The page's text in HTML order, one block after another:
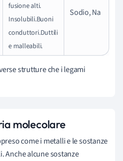
fusione alti.
Insolubili.Buoni
conduttori.Duttili
e malleabili.
Sodio, Na
strutture che i legami
molecolare
come i metalli e le sostanze
Anche alcune sostanze